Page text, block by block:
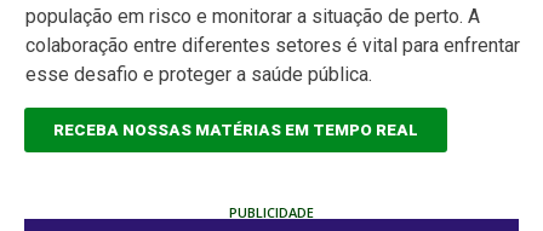
população em risco e monitorar a situação de perto. A
colaboração entre diferentes setores é vital para enfrentar
esse desafio e proteger a saúde pública.
RECEBA NOSSAS MATÉRIAS EM TEMPO REAL
PUBLICIDADE